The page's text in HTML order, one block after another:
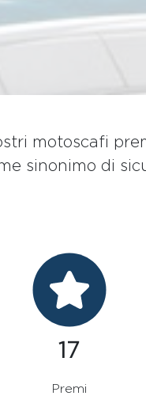
motoscafi
sinonimo di
20
Premi